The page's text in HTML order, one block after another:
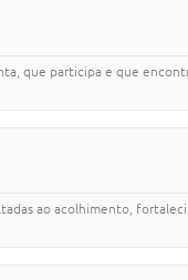
que participa e que
ao acolhimento,